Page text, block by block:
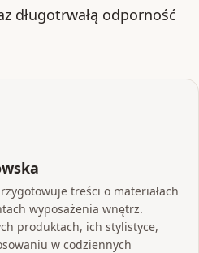
długotrwałą odporność
treści o materiałach
wyposażenia wnętrz.
produktach, ich stylistyce,
w codziennych